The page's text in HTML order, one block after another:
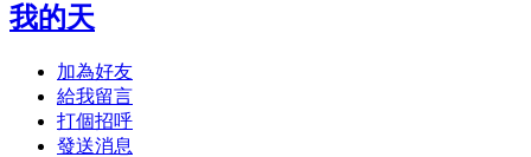
我的天
加為好友
給我留言
打個招呼
發送消息